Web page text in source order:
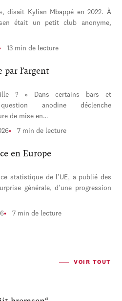
disait Kylian Mbappé en 2022. À
était un petit club anonyme,
13 min de lecture
par l’argent
? » Dans certains bars et
anodine déclenche
de mise en…
7 min de lecture
en Europe
statistique de l’UE, a publié des
générale, d’une progression
7 min de lecture
VOIR TOUT